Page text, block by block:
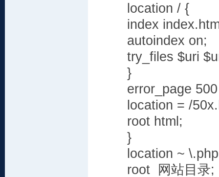
location / {
index index.html
autoindex on;
try_files $uri
}
error_page 500
location = /
root html;
}
location ~
root 网站目录;